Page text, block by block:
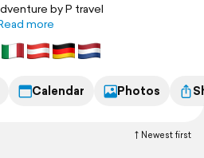
by P travel
more
Calendar Photos
Newest first